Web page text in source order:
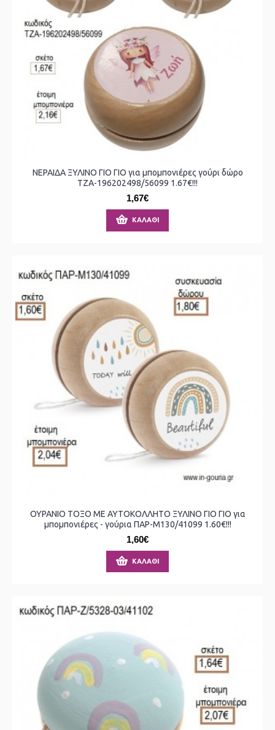
ΝΕΡΑΙΔΑ ΞΥΛΙΝΟ ΓΙΟ ΓΙΟ για μπομπονιέρες γούρι δώρο
ΤΖΑ-196202498/56099 1.67€!!!
1,67€
ΚΑΛΆΘΙ
ΟΥΡΑΝΙΟ ΤΟΞΟ ΜΕ ΑΥΤΟΚΟΛΛΗΤΟ ΞΥΛΙΝΟ ΓΙΟ ΓΙΟ για
μπομπονιέρες - γούρια ΠΑΡ-Μ130/41099 1.60€!!!
1,60€
ΚΑΛΆΘΙ